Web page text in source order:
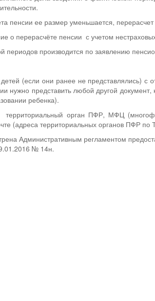
пенсии ее размер уменьшается,
о перерасчёте пенсии с учетом
периодов производится по заявлению
(если они ранее не представлялись)
нужно представить любой другой
ребенка).
орган ПФР, МФЦ
(адреса территориальных органов ПФР
Административным регламентом
№ 14н.